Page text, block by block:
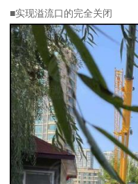
■实现溢流口的完全关闭